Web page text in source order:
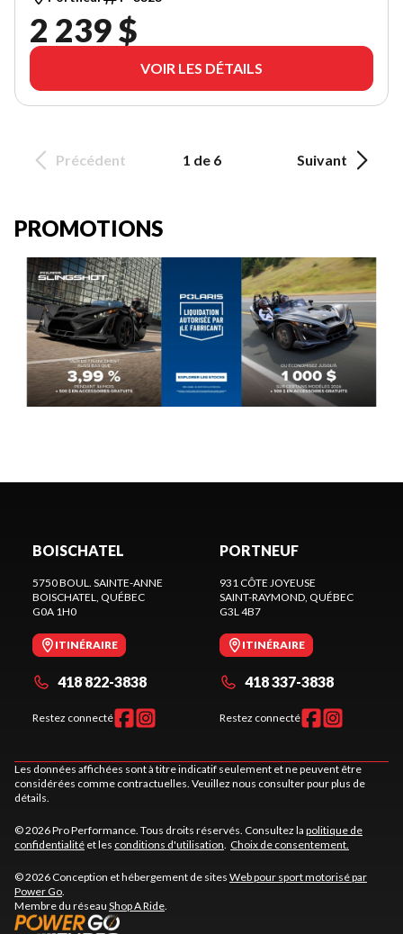
2 239 $
VOIR LES DÉTAILS
Précédent 1 de 6 Suivant
PROMOTIONS
BOISCHATEL
5750 BOUL. SAINTE-ANNE
BOISCHATEL, QUÉBEC
G0A 1H0
ITINÉRAIRE
418 822-3838
Restez connecté
PORTNEUF
931 CÔTE JOYEUSE
SAINT-RAYMOND, QUÉBEC
G3L 4B7
ITINÉRAIRE
418 337-3838
Restez connecté
Les données affichées sont à titre indicatif seulement et ne peuvent être
considérées comme contractuelles. Veuillez nous consulter pour plus de
détails.
© 2026 Pro Performance. Tous droits réservés. Consultez la politique de
confidentialité et les conditions d'utilisation. Choix de consentement.
© 2026 Conception et hébergement de sites Web pour sport motorisé par
Power Go.
Membre du réseau Shop A Ride.